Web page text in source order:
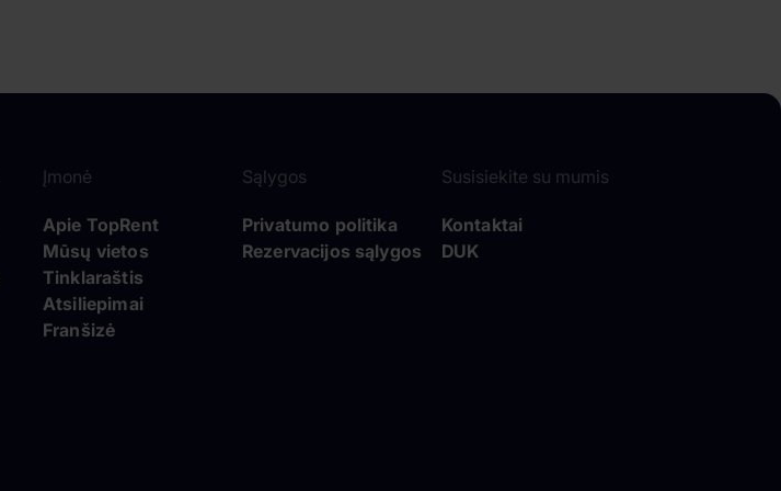
Įmonė
Apie TopRent
Mūsų vietos
Tinklaraštis
Atsiliepimai
Franšizė
Sąlygos
Privatumo politika
Rezervacijos sąlygos
Susisiekite su mumis
Kontaktai
DUK